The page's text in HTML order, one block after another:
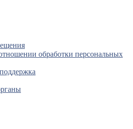
обработки персональных